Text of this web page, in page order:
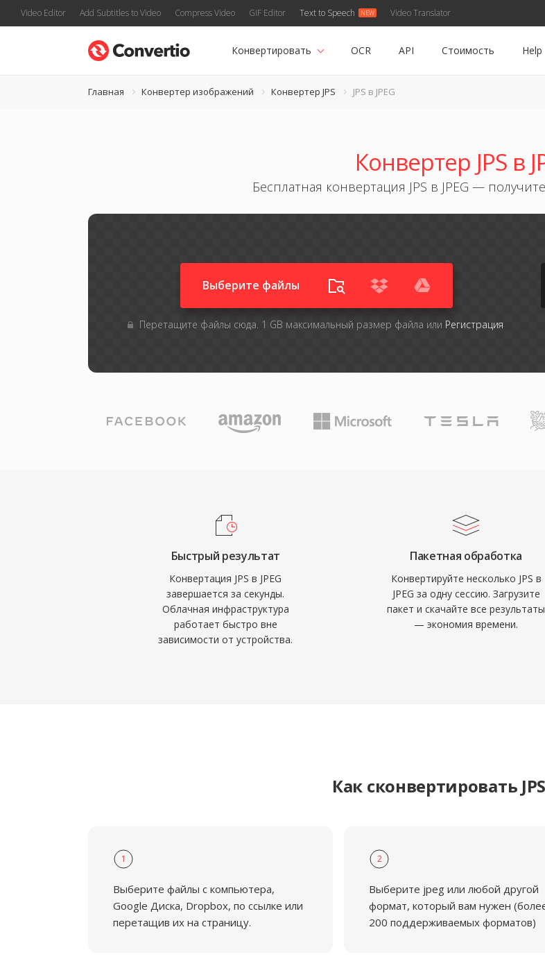
Video Editor Add Subtitles to Video Compress Video GIF Editor Text to Speech Video Translator
Конвертировать OCR API Стоимость Help
Главная Конвертер изображений Конвертер JPS JPS в JPEG
Конвертер JPS в
Бесплатная конвертация JPS в JPEG —
Выберите файлы
Перетащите файлы сюда. 1 GB максимальный размер файла или Регистрация
Быстрый результат
Конвертация JPS в JPEG
завершается за секунды.
Облачная инфраструктура
работает быстро вне
зависимости от устройства.
Пакетная обработка
Конвертируйте несколько JPS в
JPEG за одну сессию. Загрузите
пакет и скачайте все результаты
— экономия времени.
Как сконвертировать JPS
1
Выберите файлы с компьютера,
Google Диска, Dropbox, по ссылке или
перетащив их на страницу.
2
Выберите jpeg или любой другой
формат, который вам нужен
200 поддерживаемых форматов)